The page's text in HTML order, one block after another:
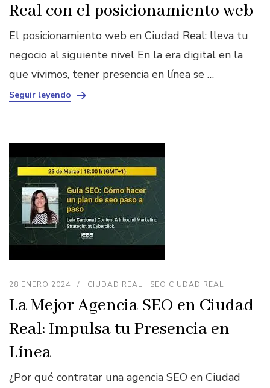
Real con el posicionamiento web
El posicionamiento web en Ciudad Real: lleva tu
negocio al siguiente nivel En la era digital en la
que vivimos, tener presencia en línea se …
Seguir leyendo
28 ENERO 2024 CIUDAD REAL SEO CIUDAD REAL
La Mejor Agencia SEO en Ciudad
Real: Impulsa tu Presencia en
Línea
¿Por qué contratar una agencia SEO en Ciudad